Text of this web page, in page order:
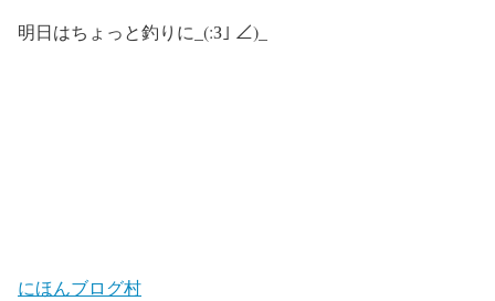
明日はちょっと釣りに_(:З｣ ∠)_
にほんブログ村